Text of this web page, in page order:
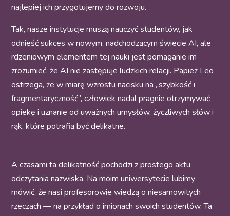
najlepiej ich przygotujemy do rozwoju.
Tak, nasze instytucje muszą nauczyć studentów, jak
odnieść sukces w nowym, nadchodzącym świecie AI, ale
rdzeniowym elementem tej nauki jest pomaganie im
zrozumieć, że AI nie zastępuje ludzkich relacji. Papież Leo
ostrzega, że w miarę wzrostu nacisku na „szybkość i
fragmentaryczność”, człowiek nadal pragnie otrzymywać
opiekę i uznanie od uważnych umysłów, życzliwych słów i
rąk, które potrafią być delikatne.
A czasami ta delikatność pochodzi z prostego aktu
odczytania nazwiska. Na moim uniwersytecie lubimy
mówić, że nasi profesorowie wiedzą o niesamowitych
rzeczach — na przykład o imionach swoich studentów. Ta